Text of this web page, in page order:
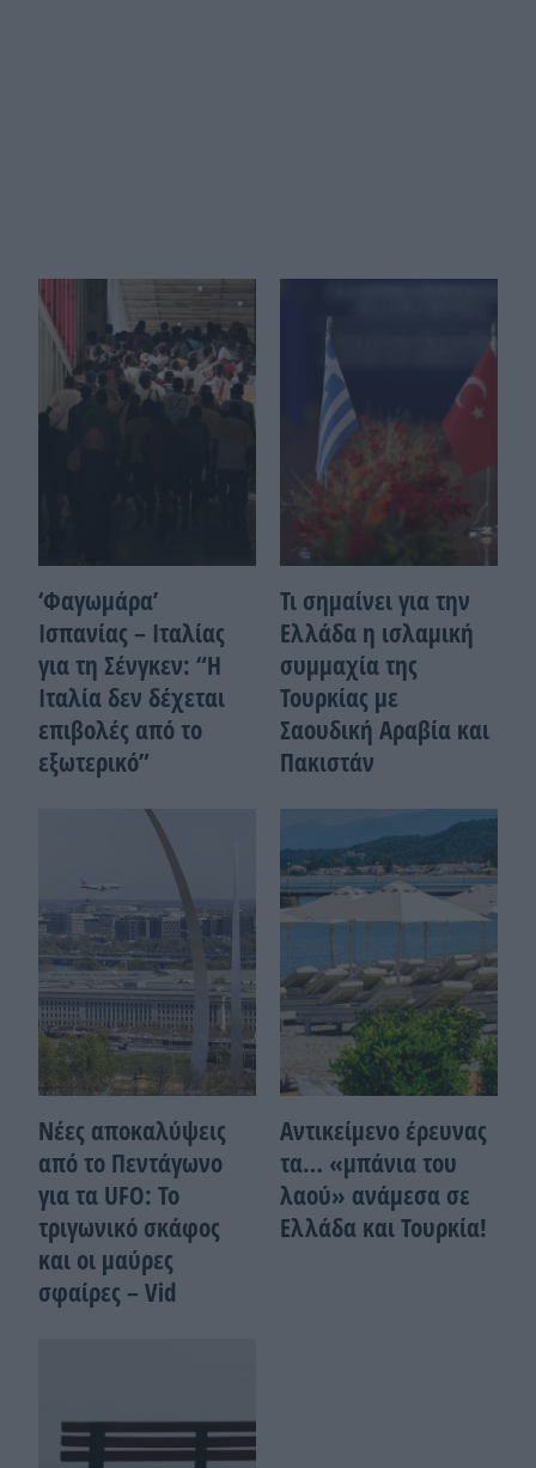
‘Φαγωμάρα’
Ισπανίας – Ιταλίας
για τη Σένγκεν: “Η
Ιταλία δεν δέχεται
επιβολές από το
εξωτερικό”
Τι σημαίνει για την
Ελλάδα η ισλαμική
συμμαχία της
Τουρκίας με
Σαουδική Αραβία και
Πακιστάν
Νέες αποκαλύψεις
από το Πεντάγωνο
για τα UFO: Το
τριγωνικό σκάφος
και οι μαύρες
σφαίρες – Vid
Αντικείμενο έρευνας
τα… «μπάνια του
λαού» ανάμεσα σε
Ελλάδα και Τουρκία!